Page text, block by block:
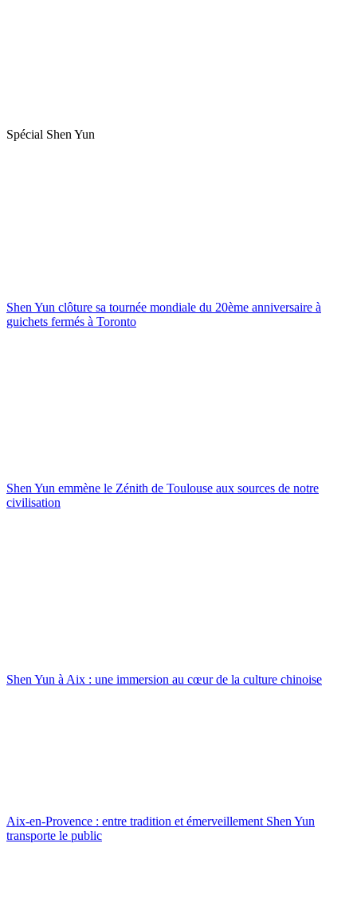
Spécial Shen Yun
Shen Yun clôture sa tournée mondiale du 20ème anniversaire à
guichets fermés à Toronto
Shen Yun emmène le Zénith de Toulouse aux sources de notre
civilisation
Shen Yun à Aix : une immersion au cœur de la culture chinoise
Aix-en-Provence : entre tradition et émerveillement Shen Yun
transporte le public